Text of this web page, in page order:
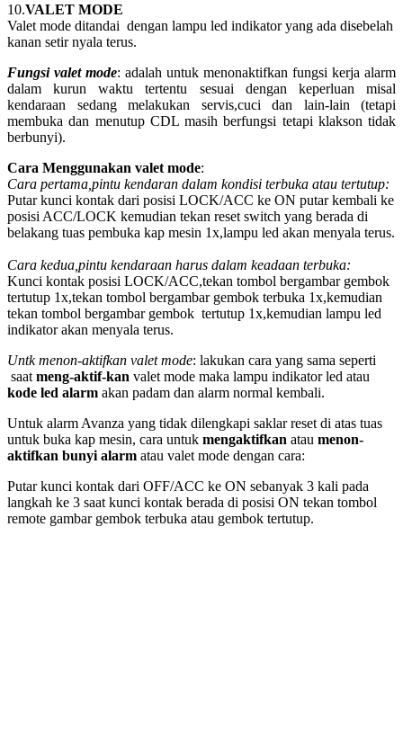
10.VALET MODE
Valet mode ditandai dengan lampu led indikator yang ada disebelah
kanan setir nyala terus.
Fungsi valet mode: adalah untuk menonaktifkan fungsi kerja alarm
dalam kurun waktu tertentu sesuai dengan keperluan misal
kendaraan sedang melakukan servis,cuci dan lain-lain (tetapi
membuka dan menutup CDL masih berfungsi tetapi klakson tidak
berbunyi).
Cara Menggunakan valet mode:
Cara pertama,pintu kendaran dalam kondisi terbuka atau tertutup:
Putar kunci kontak dari posisi LOCK/ACC ke ON putar kembali ke
posisi ACC/LOCK kemudian tekan reset switch yang berada di
belakang tuas pembuka kap mesin 1x,lampu led akan menyala terus.
Cara kedua,pintu kendaraan harus dalam keadaan terbuka:
Kunci kontak posisi LOCK/ACC,tekan tombol bergambar gembok
tertutup 1x,tekan tombol bergambar gembok terbuka 1x,kemudian
tekan tombol bergambar gembok tertutup 1x,kemudian lampu led
indikator akan menyala terus.
Untk menon-aktifkan valet mode: lakukan cara yang sama seperti
saat meng-aktif-kan valet mode maka lampu indikator led atau
kode led alarm akan padam dan alarm normal kembali.
Untuk alarm Avanza yang tidak dilengkapi saklar reset di atas tuas
untuk buka kap mesin, cara untuk mengaktifkan atau menon-
aktifkan bunyi alarm atau valet mode dengan cara:
Putar kunci kontak dari OFF/ACC ke ON sebanyak 3 kali pada
langkah ke 3 saat kunci kontak berada di posisi ON tekan tombol
remote gambar gembok terbuka atau gembok tertutup.